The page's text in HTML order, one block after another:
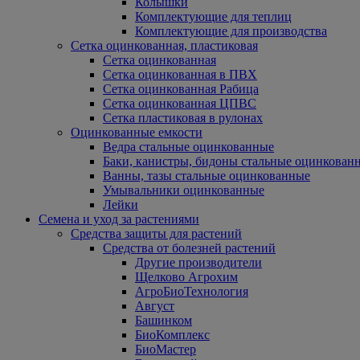
Комплектующие для теплиц
Комплектующие для производства
Сетка оцинкованная, пластиковая
Сетка оцинкованная
Сетка оцинкованная в ПВХ
Сетка оцинкованная Рабица
Сетка оцинкованная ЦПВС
Сетка пластиковая в рулонах
Оцинкованные емкости
Ведра стальные оцинкованные
Баки, канистры, бидоны стальные
Ванны, тазы стальные оцинкованные
Умывальники оцинкованные
Лейки
Семена и уход за растениями
Средства защиты для растений
Средства от болезней растений
Другие производители
Щелково Агрохим
АгроБиоТехнология
Август
Башинком
БиоКомплекс
БиоМастер